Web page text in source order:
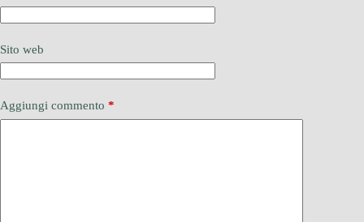
Sito web
Aggiungi commento *